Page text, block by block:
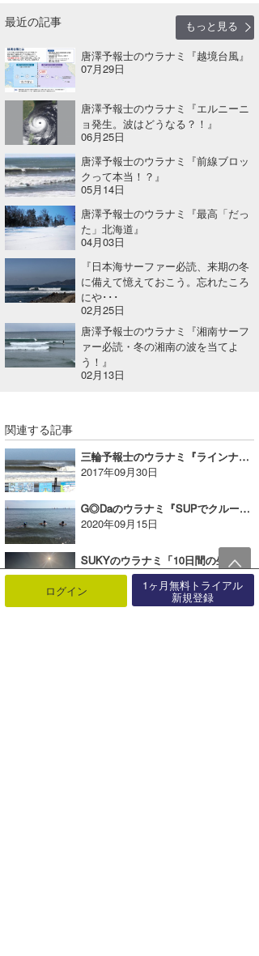
最近の記事
もっと見る
唐澤予報士のウラナミ『越境台風』
07月29日
唐澤予報士のウラナミ『エルニーニ
ョ発生。波はどうなる？！』
06月25日
唐澤予報士のウラナミ『前線ブロッ
クって本当！？』
05月14日
唐澤予報士のウラナミ『最高「だっ
た」北海道』
04月03日
『日本海サーファー必読、来期の冬
に備えて憶えておこう。忘れたころ
にや･･･
02月25日
唐澤予報士のウラナミ『湘南サーフ
ァー必読・冬の湘南の波を当てよ
う！』
02月13日
関連する記事
三輪予報士のウラナミ『ラインナップ早々に分からされた！』の巻
2017年09月30日
G◎Daのウラナミ『SUPでクルーズ』
2020年09月15日
SUKYのウラナミ「10日間の生見ライフ」
2025年06月03日
パドルボードなのに漕がずに楽しめてしまう訳とは…｜たっちーのウラナミ
ログイン 1ヶ月無料トライアル
新規登録